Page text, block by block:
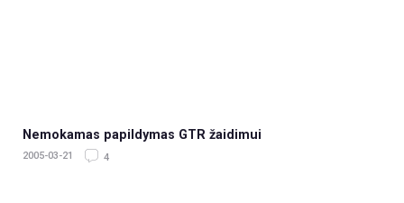
Nemokamas papildymas GTR žaidimui
2005-03-21 4